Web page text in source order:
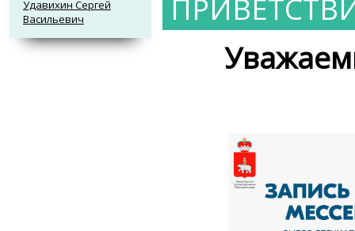
Удавихин Сергей
Васильевич